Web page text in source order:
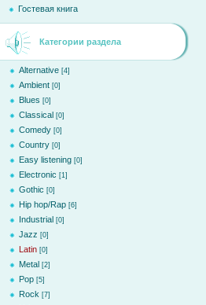
Гостевая книга
Категории раздела
Alternative [4]
Ambient [0]
Blues [0]
Classical [0]
Comedy [0]
Country [0]
Easy listening [0]
Electronic [1]
Gothic [0]
Hip hop/Rap [6]
Industrial [0]
Jazz [0]
Latin [0]
Metal [2]
Pop [5]
Rock [7]